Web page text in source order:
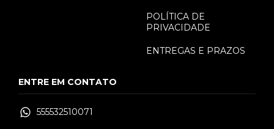
POLÍTICA DE
PRIVACIDADE
ENTREGAS E PRAZOS
ENTRE EM CONTATO
555532510071